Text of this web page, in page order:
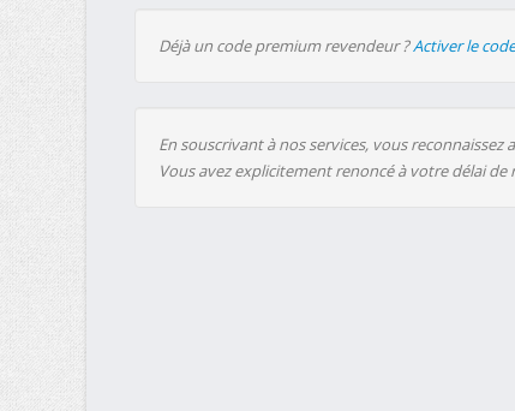
Déjà un code premium revendeur ?Activer le
En souscrivant à nos services, vous
Vous avez explicitement renoncé à votre délai